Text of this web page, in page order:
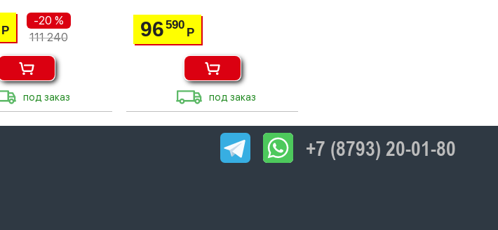
Р
-20 %
111 240
под заказ
96590
Р
под заказ
+7 (8793) 20-01-80